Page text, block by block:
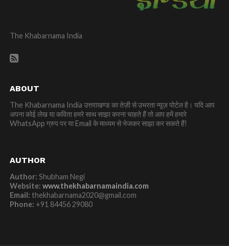
The Khabarnama India
ABOUT
The Khabarnama India उत्तराखण्ड का तेज़ी से उभरता न्यूज़ पोर्टल है। यदि आप
अपना कोई लेख या कविता हमरे साथ साझा करना चाहते हैं तो आप हमें हमारे
WhatsApp ग्रुप पर या Email के माध्यम से भेजकर साझा कर सकते हैं!
AUTHOR
Author: Shubham Negi
Website: www.thekhabarnamaindia.com
Email: thekhabarnama2020@gmail.com
Phone: +91 84456 29080